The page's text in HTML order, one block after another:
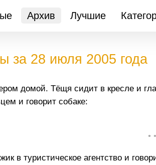
Архив Лучшие
за 28 июля 2005 года
домой. Тёщя сидит в кресле и
и говорит собаке:
•
в туристическое агентство и